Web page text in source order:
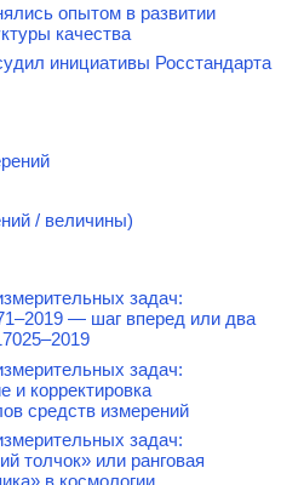
опытом в развитии
качества
инициативы Росстандарта
/ величины)
задач:
— шаг вперед или два
задач:
и корректировка
средств измерений
задач:
толчок» или ранговая
в космологии